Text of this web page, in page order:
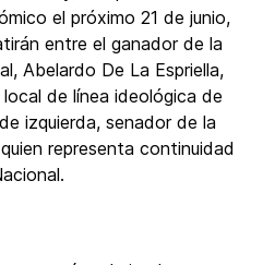
el próximo 21 de junio,
entre el ganador de la
Abelardo De La Espriella,
de línea ideológica de
izquierda, senador de la
representa continuidad